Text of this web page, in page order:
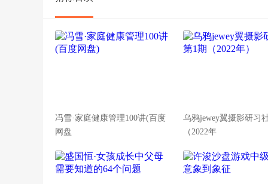
冯雪·家庭健康管理100讲(百度
网盘
乌鸦jewey翼摄影研习
（2022年